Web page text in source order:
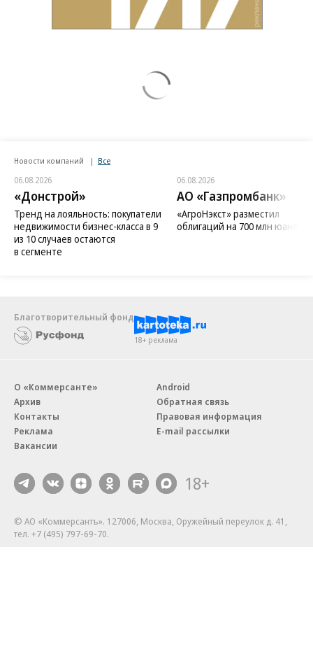
Новости компаний Все
06.08.2026
«Донстрой»
Тренд на лояльность: покупатели
недвижимости бизнес-класса в 9
из 10 случаев остаются
в сегменте
06.08.2026
АО «Газпромбанк»
«АгроНэкст» разместил
облигаций на 700 млн юаней
Благотворительный фонд
18+ реклама
О «Коммерсанте»
Архив
Контакты
Реклама
Вакансии
Android
Обратная связь
Правовая информация
E-mail рассылки
18+
© АО «Коммерсантъ». 127006, Москва, Оружейный переулок д. 41,
тел. +7 (495) 797-69-70.